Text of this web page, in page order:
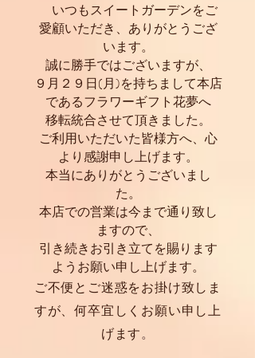
いつもスイートガーデンをご
愛顧いただき、ありがとうござ
います。
誠に勝手ではございますが、
９月２９日(月)を持ちまして本店
であるフラワーギフト花夢へ
移転統合させて頂き ました。
ご利用いただいた皆様方へ、心
より感謝申し上げます。
本当にありがとうございまし
た。
本店での営業は今まで通り致し
ますので、
引き続きお引き立てを賜ります
ようお願い申し上げます。
ご不便とご迷惑をお掛け致しま
すが、何卒宜しくお願い申し上
げます。​